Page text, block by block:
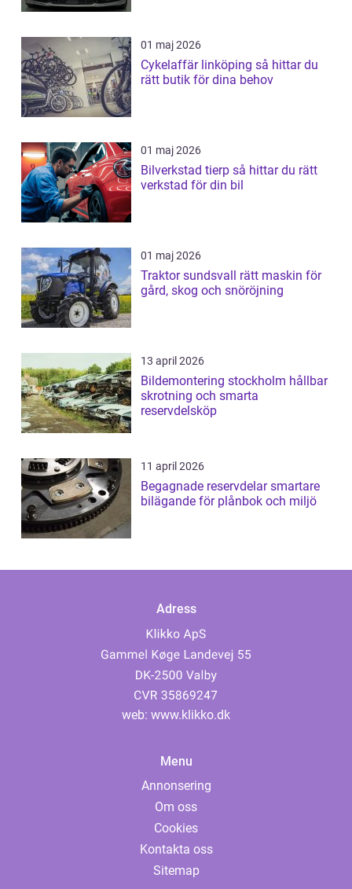
01 maj 2026
Cykelaffär linköping så hittar du
rätt butik för dina behov
01 maj 2026
Bilverkstad tierp så hittar du rätt
verkstad för din bil
01 maj 2026
Traktor sundsvall rätt maskin för
gård, skog och snöröjning
13 april 2026
Bildemontering stockholm hållbar
skrotning och smarta
reservdelsköp
11 april 2026
Begagnade reservdelar smartare
bilägande för plånbok och miljö
Adress
web: www.klikko.dk
Menu
Annonsering
Om oss
Cookies
Kontakta oss
Sitemap